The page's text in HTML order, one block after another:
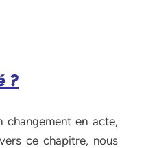
?
changement en acte,
ce chapitre, nous